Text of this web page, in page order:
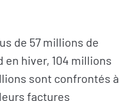
de 57 millions de
hiver, 104 millions
sont confrontés à
factures